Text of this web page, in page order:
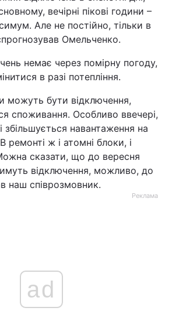
вечірні пікові години –
Але не постійно, тільки в
Омельченко.
немає через помірну погоду,
в разі потепління.
можуть бути відключення,
споживання. Особливо ввечері,
збільшується навантаження на
ремонті ж і атомні блоки, і
сказати, що до вересня
відключення, можливо, до
наш співрозмовник.
Реклама
ad